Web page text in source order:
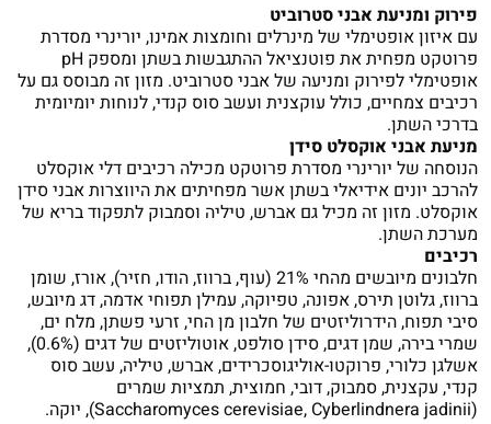
פירוק ומניעת אבני סטרוביט
עם איזון אופטימלי של מינרלים וחומצות אמינו, יורינרי מסדרת
פרוטקט מפחית את פוטנציאל ההתגבשות בשתן ומספק pH
אופטימלי לפירוק ומניעה של אבני סטרוביט. מזון זה מבוסס גם על
רכיבים צמחיים, כולל עוקצנית ועשב סוס קנדי, לנוחות יומיומית
בדרכי השתן.
מניעת אבני אוקסלט סידן
הנוסחה של יורינרי מסדרת פרוטקט מכילה רכיבים דלי אוקסלט
להרכב יונים אידיאלי בשתן אשר מפחיתים את היווצרות אבני סידן
אוקסלט. מזון זה מכיל גם אברש, טיליה וסמבוק לתפקוד בריא של
מערכת השתן.
רכיבים
חלבונים מיובשים מהחי 21% (עוף, ברווז, הודו, חזיר), אורז, שומן
ברווז, גלוטן תירס, אפונה, טפיוקה, עמילן תפוחי אדמה, דג מיובש,
סיבי תפוח, הידרוליזטים של חלבון מן החי, זרעי פשתן, מלח ים,
שמרי בירה, שמן דגים, סידן סולפט, אוטוליזטים של דגים (0.6%),
אשלגן כלורי, פרוקטו-אוליגוסכרידים, אברש, טיליה, עשב סוס
קנדי, עקצנית, סמבוק, דובי, חמוצית, תמציות שמרים
(Saccharomyces cerevisiae, Cyberlindnera jadinii), יוקה.